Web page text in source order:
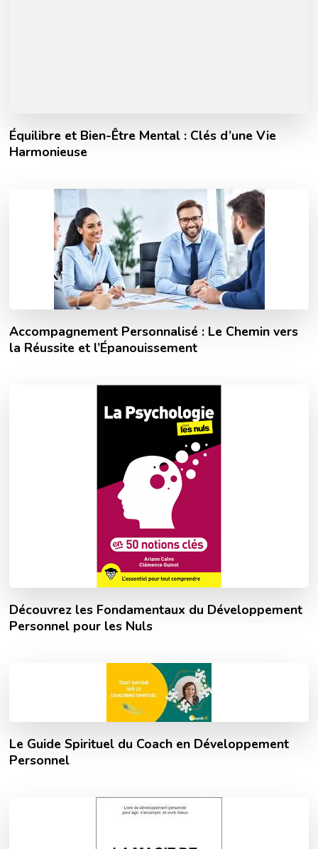
Équilibre et Bien-Être Mental : Clés d’une Vie
Harmonieuse
Accompagnement Personnalisé : Le Chemin vers
la Réussite et l’Épanouissement
Découvrez les Fondamentaux du Développement
Personnel pour les Nuls
Le Guide Spirituel du Coach en Développement
Personnel